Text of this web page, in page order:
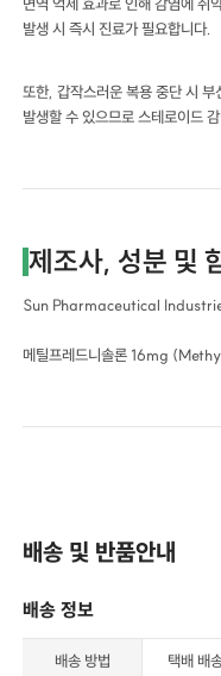
발생 시 즉시 진료가 필요합니다.
또한, 갑작스러운 복용 중단 시 부
발생할 수 있으므로 스테로이드
제조사, 성분 및
Sun Pharmaceutical
메틸프레드니솔론 16mg
배송 및 반품안내
배송 정보
배송 방법 택배 배